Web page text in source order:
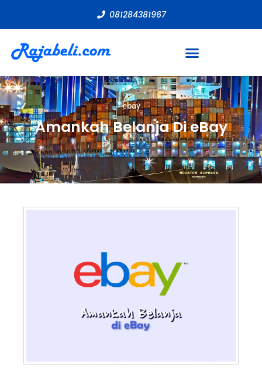
081284381967
ebay
Amankah Belanja Di eBay